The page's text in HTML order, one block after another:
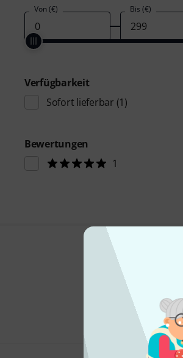
Von (€) Bis (€)
Verfügbarkeit
Sofort lieferbar (1)
Bewertungen
1